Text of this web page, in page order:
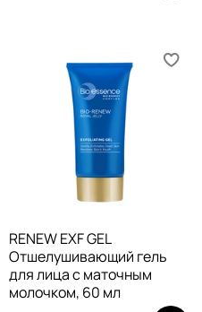
RENEW EXF GEL
Отшелушивающий гель
для лица с маточным
молочком, 60 мл